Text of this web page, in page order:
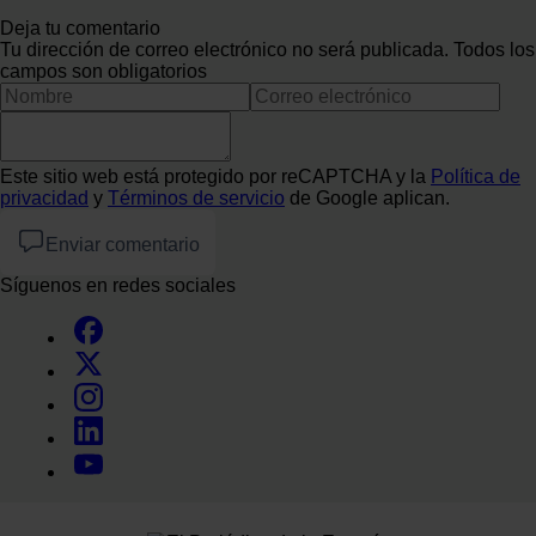
Deja tu comentario
Tu dirección de correo electrónico no será publicada. Todos los
campos son obligatorios
Este sitio web está protegido por reCAPTCHA y la Política de
privacidad y Términos de servicio de Google aplican.
Enviar comentario
Síguenos en redes sociales